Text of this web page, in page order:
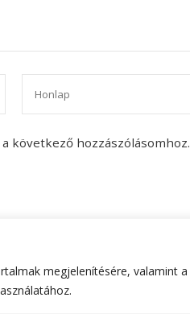
megjelenítésére, valamint a
következő hozzászólásomhoz.